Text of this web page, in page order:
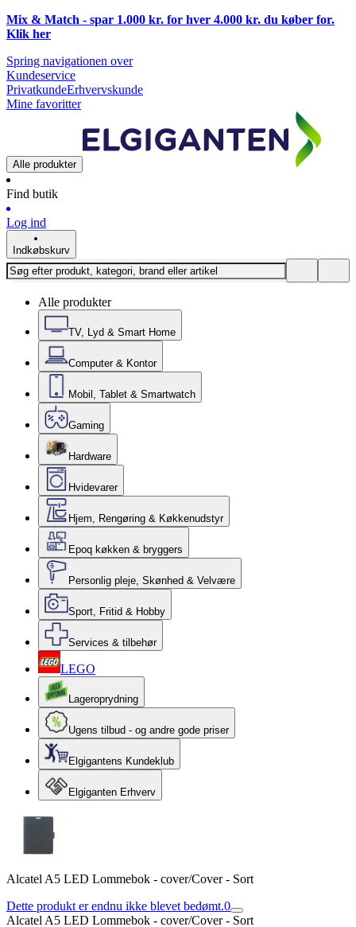
Mix & Match - spar 1.000 kr. for hver 4.000 kr. du køber for.
Klik her
Spring navigationen over
Kundeservice
PrivatkundeErhvervskunde
Mine favoritter
Alle produkter
Find butik
Log ind
Indkøbskurv
Alle produkter
TV, Lyd & Smart Home
Computer & Kontor
Mobil, Tablet & Smartwatch
Gaming
Hardware
Hvidevarer
Hjem, Rengøring & Køkkenudstyr
Epoq køkken & bryggers
Personlig pleje, Skønhed & Velvære
Sport, Fritid & Hobby
Services & tilbehør
LEGO
Lageroprydning
Ugens tilbud - og andre gode priser
Elgigantens Kundeklub
Elgiganten Erhverv
Alcatel A5 LED Lommebok - cover/Cover - Sort
Dette produkt er endnu ikke blevet bedømt.0
Alcatel A5 LED Lommebok - cover/Cover - Sort